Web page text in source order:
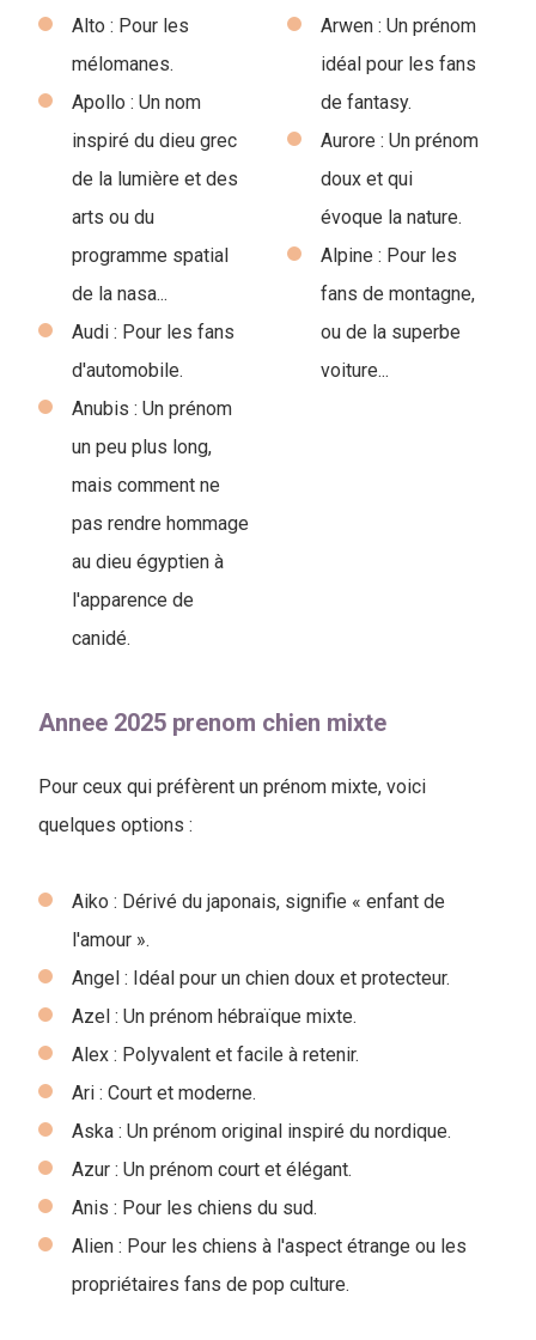
Alto : Pour les
mélomanes.
Apollo : Un nom
inspiré du dieu grec
de la lumière et des
arts ou du
programme spatial
de la nasa...
Audi : Pour les fans
d'automobile.
Anubis : Un prénom
un peu plus long,
mais comment ne
pas rendre hommage
au dieu égyptien à
l'apparence de
canidé.
Arwen : Un prénom
idéal pour les fans
de fantasy.
Aurore : Un prénom
doux et qui
évoque la nature.
Alpine : Pour les
fans de montagne,
ou de la superbe
voiture...
Annee 2025 prenom chien mixte
Pour ceux qui préfèrent un prénom mixte, voici
quelques options :
Aiko : Dérivé du japonais, signifie « enfant de
l'amour ».
Angel : Idéal pour un chien doux et protecteur.
Azel : Un prénom hébraïque mixte.
Alex : Polyvalent et facile à retenir.
Ari : Court et moderne.
Aska : Un prénom original inspiré du nordique.
Azur : Un prénom court et élégant.
Anis : Pour les chiens du sud.
Alien : Pour les chiens à l'aspect étrange ou les
propriétaires fans de pop culture.